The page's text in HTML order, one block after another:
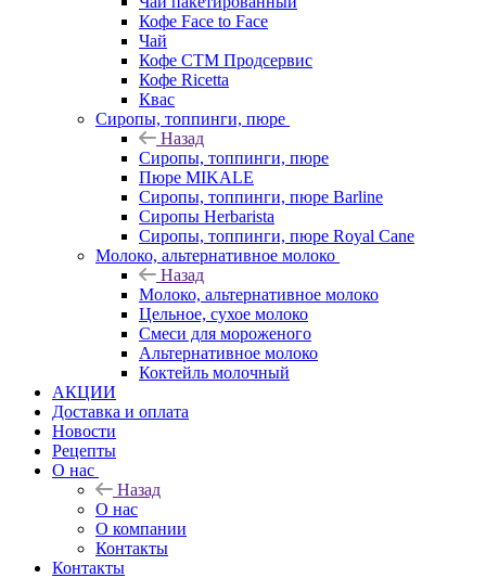
Кофе Face to Face
Чай
Кофе СТМ Продсервис
Кофе Ricetta
Квас
Сиропы, топпинги, пюре
Назад
Сиропы, топпинги, пюре
Пюре MIKALE
Сиропы, топпинги, пюре Barline
Сиропы Herbarista
Сиропы, топпинги, пюре Royal Cane
Молоко, альтернативное молоко
Назад
Молоко, альтернативное молоко
Цельное, сухое молоко
Смеси для мороженого
Альтернативное молоко
Коктейль молочный
АКЦИИ
Доставка и оплата
Новости
Рецепты
О нас
Назад
О нас
О компании
Контакты
Контакты